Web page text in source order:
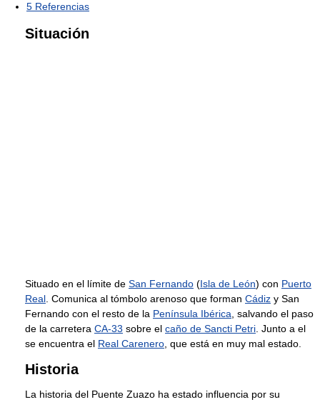
5 Referencias
Situación
Situado en el límite de San Fernando (Isla de León) con Puerto
Real. Comunica al tómbolo arenoso que forman Cádiz y San
Fernando con el resto de la Península Ibérica, salvando el paso
de la carretera CA-33 sobre el caño de Sancti Petri. Junto a el
se encuentra el Real Carenero, que está en muy mal estado.
Historia
La historia del Puente Zuazo ha estado influencia por su